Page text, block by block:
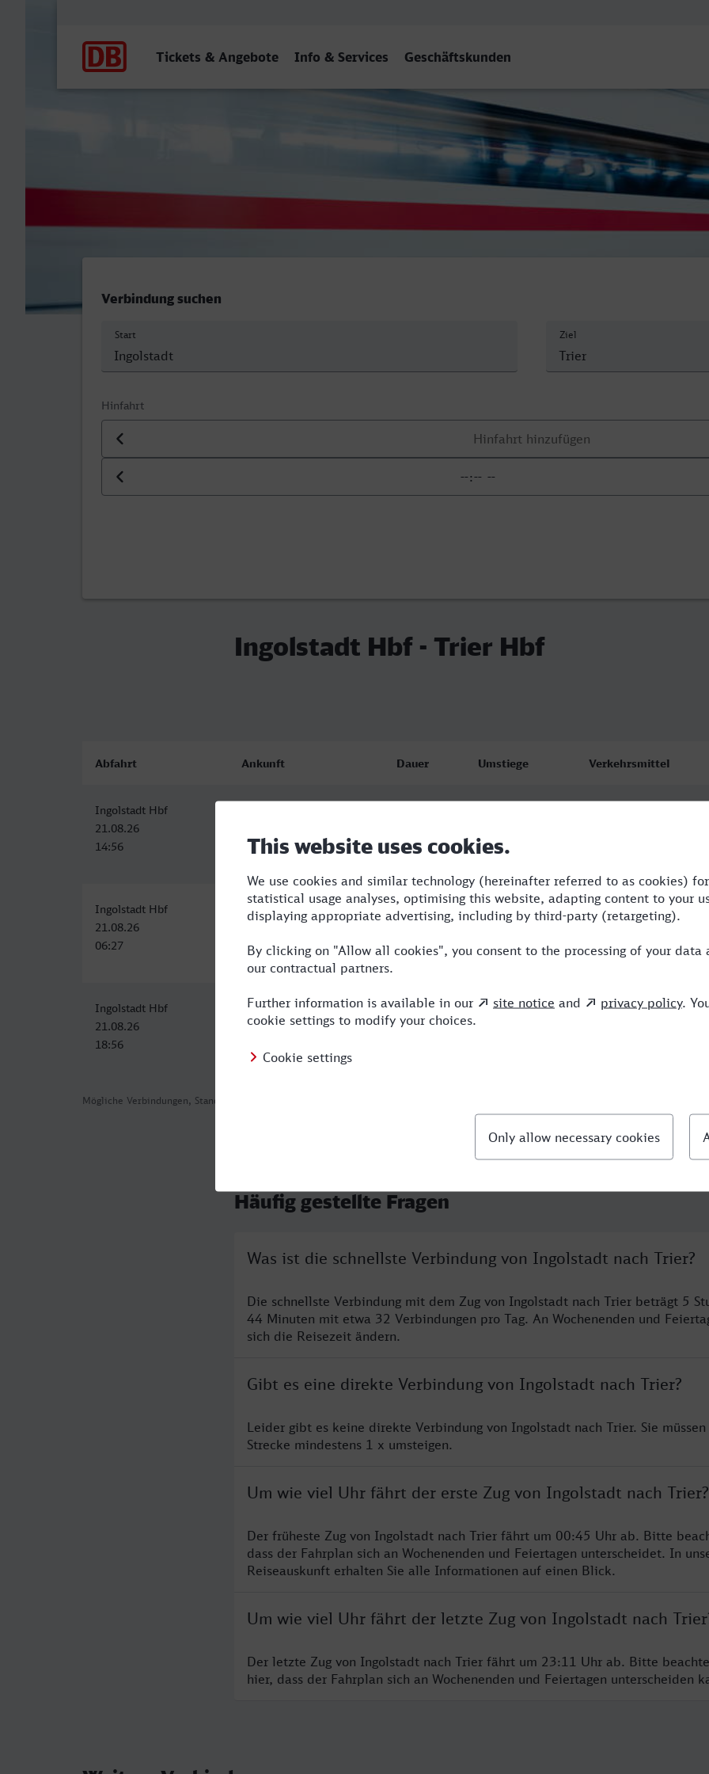
Tickets & Angebote Info & Services Geschäftskunden
Verbindung suchen
Start Ziel
Hinfahrt
Datum der Hinfahrt
Uhrzeit der Hinfahrt
Ingolstadt Hbf - Trier Hbf
Mögliche Verbindungen, Stand: 2026-08-07 03:09
Abfahrt Ankunft Dauer Umstiege Verkehrsmittel
Ingolstadt Hbf
21.08.26
14:56
20:40
Ingolstadt Hbf
21.08.26
06:27
Trier Hbf
21.08.26
13:20
6:53 2 RB,ICE
Ingolstadt Hbf
21.08.26
18:56
Trier Hbf (Bus)
22.08.26
6:21 2 BUS,ICE
Häufig gestellte Fragen
Was ist die schnellste Verbindung von Ingolstadt nach Trier?
Die schnellste Verbindung mit dem Zug von Ingolstadt nach Trier beträgt 5
44 Minuten mit etwa 32 Verbindungen pro Tag. An Wochenenden und
sich die Reisezeit ändern.
Gibt es eine direkte Verbindung von Ingolstadt nach Trier?
Leider gibt es keine direkte Verbindung von Ingolstadt nach Trier. Sie
Strecke mindestens 1 x umsteigen.
Um wie viel Uhr fährt der erste Zug von Ingolstadt nach Trier?
Der früheste Zug von Ingolstadt nach Trier fährt um 00:45 Uhr ab. Bitte
dass der Fahrplan sich an Wochenenden und Feiertagen unterscheidet. In
Reiseauskunft erhalten Sie alle Informationen auf einen Blick.
Um wie viel Uhr fährt der letzte Zug von Ingolstadt nach
Der letzte Zug von Ingolstadt nach Trier fährt um 23:11 Uhr ab. Bitte
hier, dass der Fahrplan sich an Wochenenden und Feiertagen unterscheiden